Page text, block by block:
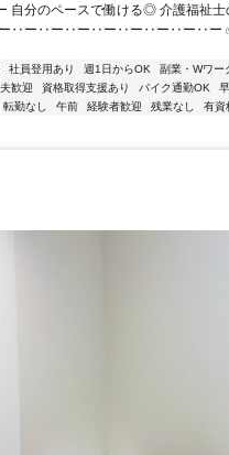
分のペースで働ける◎ 介護福祉士
‥ー‥ー‥ー‥ー‥ー‥ー‥ー‥ー
社員登用あり 週1日からOK
副業・Wワー
歓迎 資格取得支援あり バイク通勤OK
転勤なし 午前 経験者歓迎 残業なし
有資